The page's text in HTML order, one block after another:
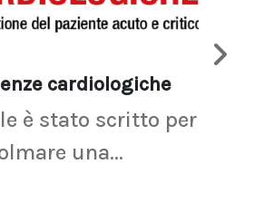
cardiologiche
è stato scritto per
una...